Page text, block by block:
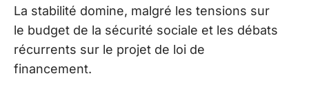
La stabilité domine, malgré les tensions sur
le budget de la sécurité sociale et les débats
récurrents sur le projet de loi de
financement.